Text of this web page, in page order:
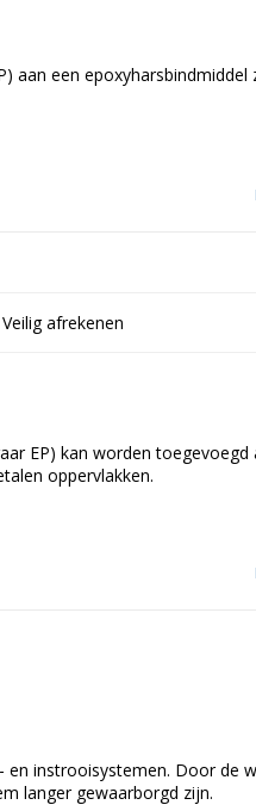
aan een
Veilig afrekenen
EP) kan worden
oppervlakken.
instrooisystemen. Door de
langer gewaarborgd zijn.